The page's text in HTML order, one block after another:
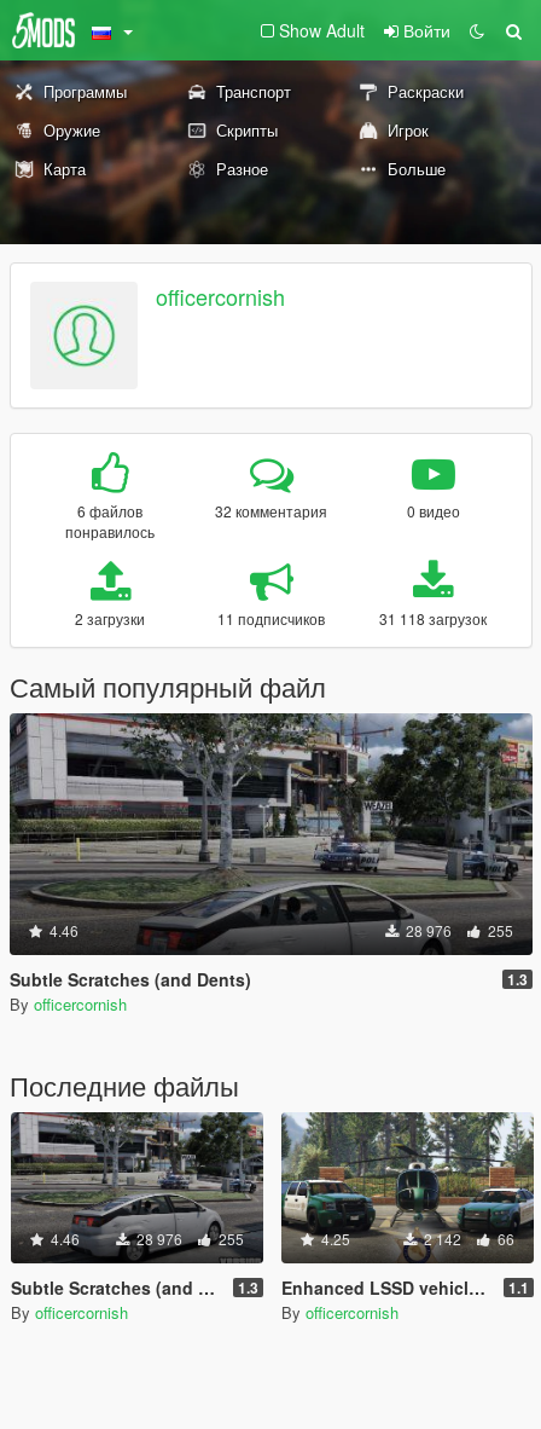
Show Adult Войти
Программы Транспорт
Раскраски
Оружие
Скрипты
Игрок
Карта
Разное Больше
officercornish
6 файлов
понравилось
32 комментария 0 видео
2 загрузки 11 подписчиков 31 118 загрузок
Самый популярный файл
4.46 28 976 255
Subtle Scratches (and Dents) 1.3
By officercornish
Последние файлы
4.46 28 976 255
Subtle Scratches (and Dents) 1.3
By officercornish
4.25 2 142 66
Enhanced LSSD vehicles 2015 (+bonus USCG) 1.1
By officercornish